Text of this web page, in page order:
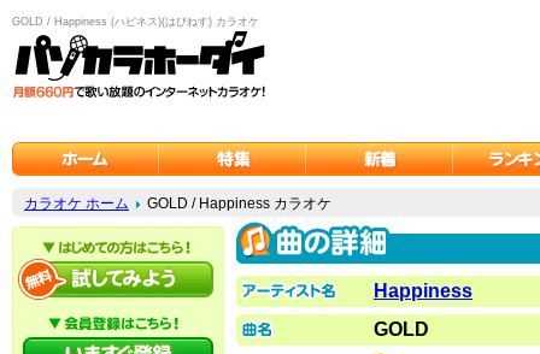
GOLD / Happiness (ハピネス)(はぴねす) カラオケ
カラオケ ホーム GOLD / Happiness カラオケ
Happiness
GOLD